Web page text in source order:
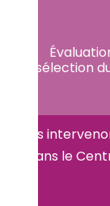
Nous
et dans le
sélection